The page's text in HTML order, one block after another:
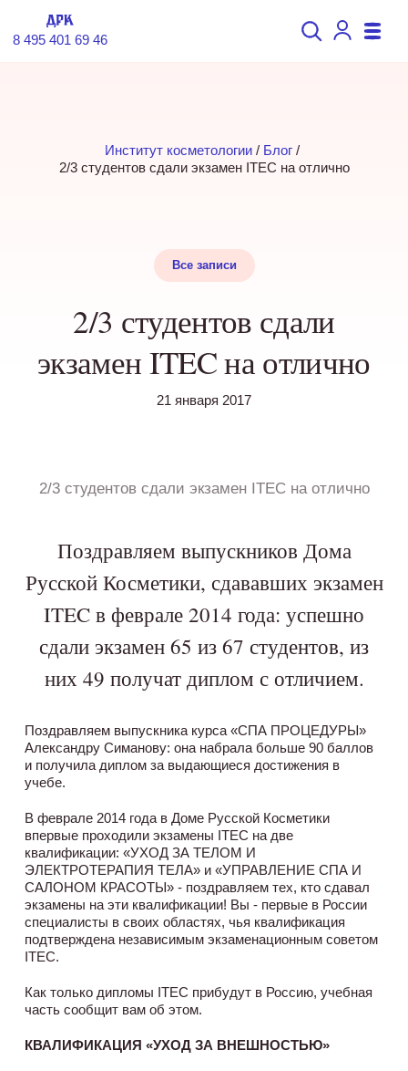
8 495 401 69 46
Институт косметологии / Блог /
2/3 студентов сдали экзамен ITEC на отлично
Все записи
2/3 студентов сдали
экзамен ITEC на отлично
21 января 2017
2/3 студентов сдали экзамен ITEC на отлично
Поздравляем выпускников Дома
Русской Косметики, сдававших экзамен
ITEC в феврале 2014 года: успешно
сдали экзамен 65 из 67 студентов, из
них 49 получат диплом с отличием.
Поздравляем выпускника курса «СПА ПРОЦЕДУРЫ»
Александру Симанову: она набрала больше 90 баллов
и получила диплом за выдающиеся достижения в
учебе.
В феврале 2014 года в Доме Русской Косметики
впервые проходили экзамены ITEC на две
квалификации: «УХОД ЗА ТЕЛОМ И
ЭЛЕКТРОТЕРАПИЯ ТЕЛА» и «УПРАВЛЕНИЕ СПА И
САЛОНОМ КРАСОТЫ» - поздравляем тех, кто сдавал
экзамены на эти квалификации! Вы - первые в России
специалисты в своих областях, чья квалификация
подтверждена независимым экзаменационным советом
ITEC.
Как только дипломы ITEC прибудут в Россию, учебная
часть сообщит вам об этом.
КВАЛИФИКАЦИЯ «УХОД ЗА ВНЕШНОСТЬЮ»